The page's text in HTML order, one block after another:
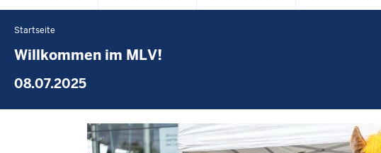
Sie
befinden
hier
Startseite
Willkommen im MLV!
08.07.2025